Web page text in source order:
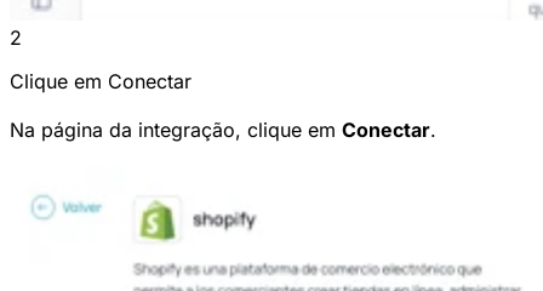
2
Clique em Conectar
Na página da integração, clique em Conectar.